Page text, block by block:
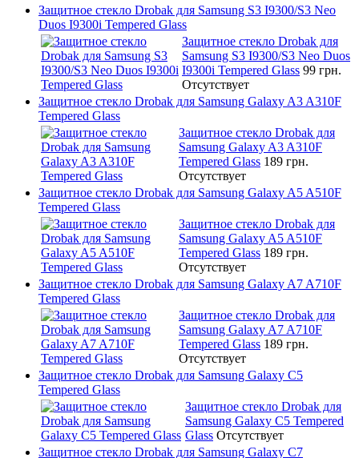
Защитное стекло Drobak для Samsung S3 I9300/S3 Neo
Duos I9300i Tempered Glass
Защитное стекло Drobak для
Samsung S3 I9300/S3 Neo Duos
I9300i Tempered Glass 99 грн.
Отсутствует
Защитное стекло Drobak для Samsung Galaxy A3 A310F
Tempered Glass
Защитное стекло Drobak для
Samsung Galaxy A3 A310F
Tempered Glass 189 грн.
Отсутствует
Защитное стекло Drobak для Samsung Galaxy A5 A510F
Tempered Glass
Защитное стекло Drobak для
Samsung Galaxy A5 A510F
Tempered Glass 189 грн.
Отсутствует
Защитное стекло Drobak для Samsung Galaxy A7 A710F
Tempered Glass
Защитное стекло Drobak для
Samsung Galaxy A7 A710F
Tempered Glass 189 грн.
Отсутствует
Защитное стекло Drobak для Samsung Galaxy C5
Tempered Glass
Защитное стекло Drobak для
Samsung Galaxy C5 Tempered
Glass Отсутствует
Защитное стекло Drobak для Samsung Galaxy C7